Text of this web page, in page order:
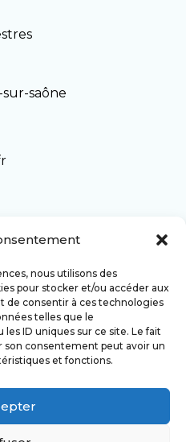
nous utilisons des
pour stocker et/ou accéder aux
de consentir à ces technologies
telles que le
ID uniques sur ce site. Le fait
son consentement peut avoir un
et fonctions.
saône